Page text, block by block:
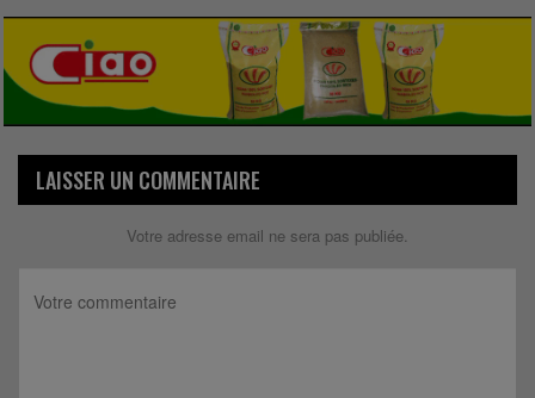
LAISSER UN COMMENTAIRE
Votre adresse email ne sera pas publiée.